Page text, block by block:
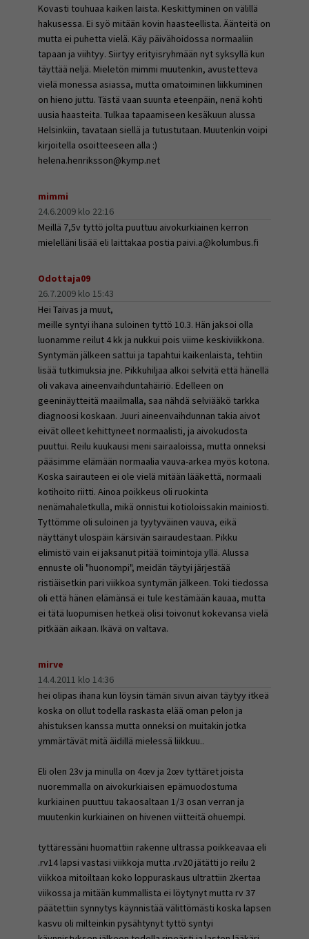
Kovasti touhuaa kaiken laista. Keskittyminen on välillä
hakusessa. Ei syö mitään kovin haasteellista. Äänteitä on
mutta ei puhetta vielä. Käy päivähoidossa normaaliin
tapaan ja viihtyy. Siirtyy erityisryhmään nyt syksyllä kun
täyttää neljä. Mieletön mimmi muutenkin, avustetteva
vielä monessa asiassa, mutta omatoiminen liikkuminen
on hieno juttu. Tästä vaan suunta eteenpäin, nenä kohti
uusia haasteita. Tulkaa tapaamiseen kesäkuun alussa
Helsinkiin, tavataan siellä ja tutustutaan. Muutenkin voipi
kirjoitella osoitteeseen alla :)
helena.henriksson@kymp.net
mimmi
24.6.2009 klo 22:16
Meillä 7,5v tyttö jolta puuttuu aivokurkiainen kerron
mielelläni lisää eli laittakaa postia paivi.a@kolumbus.fi
Odottaja09
26.7.2009 klo 15:43
Hei Taivas ja muut,
meille syntyi ihana suloinen tyttö 10.3. Hän jaksoi olla
luonamme reilut 4 kk ja nukkui pois viime keskiviikkona.
Syntymän jälkeen sattui ja tapahtui kaikenlaista, tehtiin
lisää tutkimuksia jne. Pikkuhiljaa alkoi selvitä että hänellä
oli vakava aineenvaihduntahäiriö. Edelleen on
geeninäytteitä maailmalla, saa nähdä selviääkö tarkka
diagnoosi koskaan. Juuri aineenvaihdunnan takia aivot
eivät olleet kehittyneet normaalisti, ja aivokudosta
puuttui. Reilu kuukausi meni sairaaloissa, mutta onneksi
pääsimme elämään normaalia vauva-arkea myös kotona.
Koska sairauteen ei ole vielä mitään lääkettä, normaali
kotihoito riitti. Ainoa poikkeus oli ruokinta
nenämahaletkulla, mikä onnistui kotioloissakin mainiosti.
Tyttömme oli suloinen ja tyytyväinen vauva, eikä
näyttänyt ulospäin kärsivän sairaudestaan. Pikku
elimistö vain ei jaksanut pitää toimintoja yllä. Alussa
ennuste oli "huonompi", meidän täytyi järjestää
ristiäisetkin pari viikkoa syntymän jälkeen. Toki tiedossa
oli että hänen elämänsä ei tule kestämään kauaa, mutta
ei tätä luopumisen hetkeä olisi toivonut kokevansa vielä
pitkään aikaan. Ikävä on valtava.
mirve
14.4.2011 klo 14:36
hei olipas ihana kun löysin tämän sivun aivan täytyy itkeä
koska on ollut todella raskasta elää oman pelon ja
ahistuksen kanssa mutta onneksi on muitakin jotka
ymmärtävät mitä äidillä mielessä liikkuu..
Eli olen 23v ja minulla on 4œv ja 2œv tyttäret joista
nuoremmalla on aivokurkiaisen epämuodostuma
kurkiainen puuttuu takaosaltaan 1/3 osan verran ja
muutenkin kurkiainen on hivenen viitteitä ohuempi.
tyttäressäni huomattiin rakenne ultrassa poikkeavaa eli
.rv14 lapsi vastasi viikkoja mutta .rv20 jätätti jo reilu 2
viikkoa mitoiltaan koko loppuraskaus ultrattiin 2kertaa
viikossa ja mitään kummallista ei löytynyt mutta rv 37
päätettiin synnytys käynnistää välittömästi koska lapsen
kasvu oli milteinkin pysähtynyt tyttö syntyi